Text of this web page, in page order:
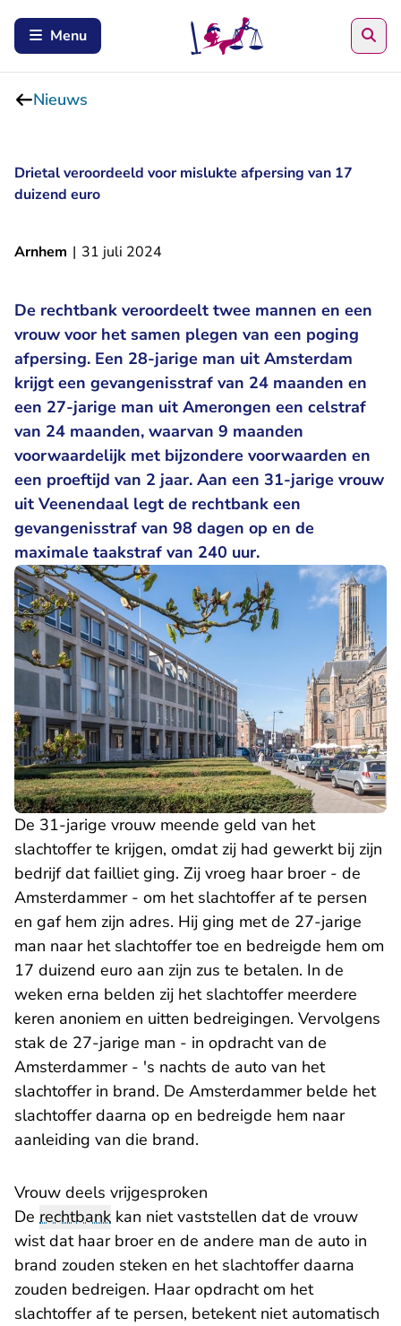
Menu
Nieuws
Drietal veroordeeld voor mislukte afpersing van 17
duizend euro
Arnhem | 31 juli 2024
De rechtbank veroordeelt twee mannen en een
vrouw voor het samen plegen van een poging
afpersing. Een 28-jarige man uit Amsterdam
krijgt een gevangenisstraf van 24 maanden en
een 27-jarige man uit Amerongen een celstraf
van 24 maanden, waarvan 9 maanden
voorwaardelijk met bijzondere voorwaarden en
een proeftijd van 2 jaar. Aan een 31-jarige vrouw
uit Veenendaal legt de rechtbank een
gevangenisstraf van 98 dagen op en de
maximale taakstraf van 240 uur.
De 31-jarige vrouw meende geld van het
slachtoffer te krijgen, omdat zij had gewerkt bij zijn
bedrijf dat failliet ging. Zij vroeg haar broer - de
Amsterdammer - om het slachtoffer af te persen
en gaf hem zijn adres. Hij ging met de 27-jarige
man naar het slachtoffer toe en bedreigde hem om
17 duizend euro aan zijn zus te betalen. In de
weken erna belden zij het slachtoffer meerdere
keren anoniem en uitten bedreigingen. Vervolgens
stak de 27-jarige man - in opdracht van de
Amsterdammer - 's nachts de auto van het
slachtoffer in brand. De Amsterdammer belde het
slachtoffer daarna op en bedreigde hem naar
aanleiding van die brand.
Vrouw deels vrijgesproken
De rechtbank kan niet vaststellen dat de vrouw
wist dat haar broer en de andere man de auto in
brand zouden steken en het slachtoffer daarna
zouden bedreigen. Haar opdracht om het
slachtoffer af te persen, betekent niet automatisch